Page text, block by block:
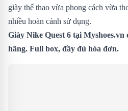
giày thể thao vừa phong cách vừa
nhiều hoàn cảnh sử dụng.
Giày Nike Quest 6 tại
hãng. Full box, đầy đủ hóa đơn.